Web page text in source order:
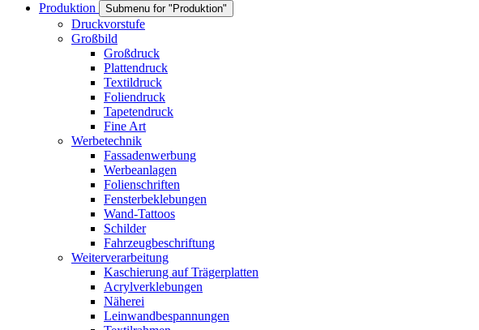
Produktion
Submenu for "Produktion"
Druckvorstufe
Großbild
Großdruck
Plattendruck
Textildruck
Foliendruck
Tapetendruck
Fine Art
Werbetechnik
Fassadenwerbung
Werbeanlagen
Folienschriften
Fensterbeklebungen
Wand-Tattoos
Schilder
Fahrzeugbeschriftung
Weiterverarbeitung
Kaschierung auf Trägerplatten
Acrylverklebungen
Näherei
Leinwandbespannungen